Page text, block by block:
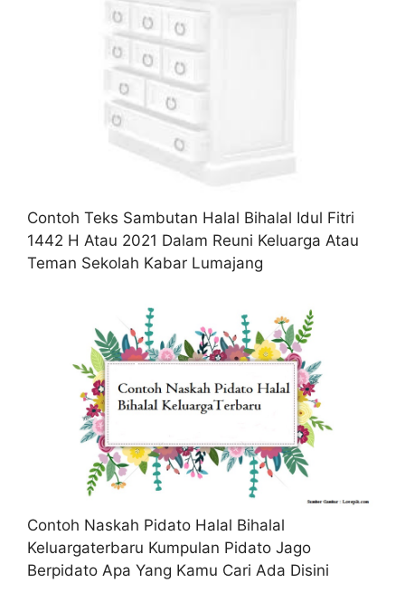
Contoh Teks Sambutan Halal Bihalal Idul Fitri
1442 H Atau 2021 Dalam Reuni Keluarga Atau
Teman Sekolah Kabar Lumajang
Contoh Naskah Pidato Halal Bihalal
Keluargaterbaru Kumpulan Pidato Jago
Berpidato Apa Yang Kamu Cari Ada Disini